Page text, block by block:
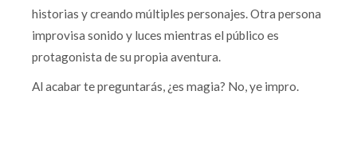
historias y creando múltiples personajes. Otra persona
improvisa sonido y luces mientras el público es
protagonista de su propia aventura.
Al acabar te preguntarás, ¿es magia? No, ye impro.